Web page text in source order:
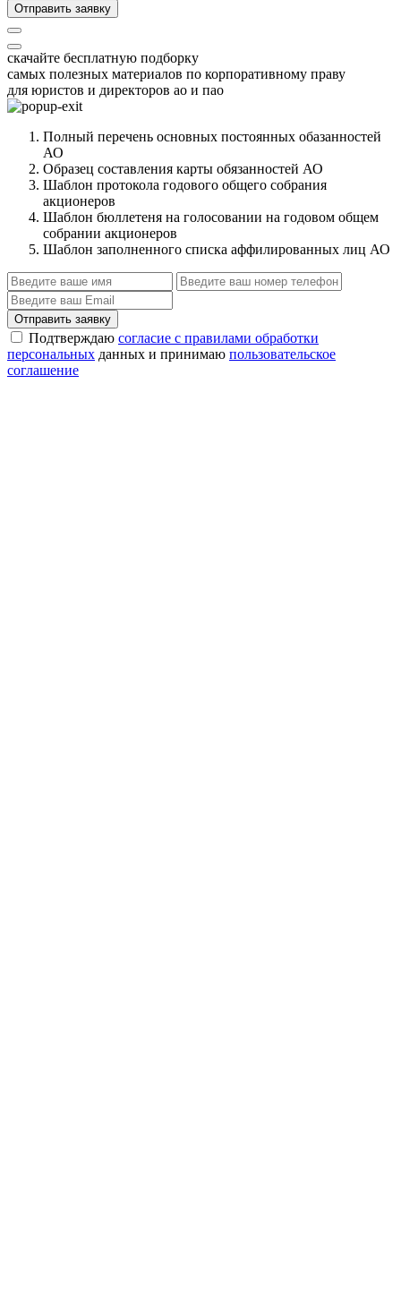
Отправить заявку
скачайте бесплатную подборку
самых полезных материалов по корпоративному праву
для юристов и директоров ао и пао
Полный перечень основных постоянных обазанностей
АО
Образец составления карты обязанностей АО
Шаблон протокола годового общего собрания
акционеров
Шаблон бюллетеня на голосовании на годовом общем
собрании акционеров
Шаблон заполненного списка аффилированных лиц АО
Отправить заявку
Подтверждаю согласие с правилами обработки
персональных данных и принимаю пользовательское
соглашение